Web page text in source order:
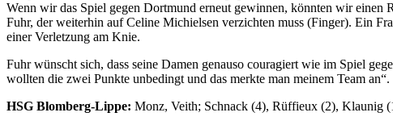
Wenn wir das Spiel gegen Dortmund erneut gewinnen, könnten wir
Fuhr, der weiterhin auf Celine Michielsen verzichten muss (Finger). Ein
einer Verletzung am Knie.
Fuhr wünscht sich, dass seine Damen genauso couragiert wie im Spiel
wollten die zwei Punkte unbedingt und das merkte man meinem Team an“.
HSG Blomberg-Lippe: Monz, Veith; Schnack (4), Rüffieux (2), Klaunig